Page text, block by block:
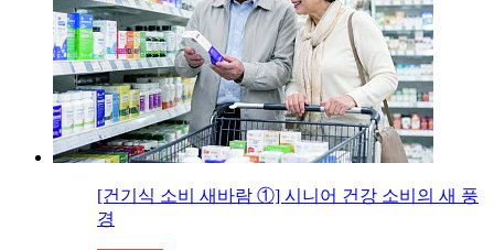
[건기식 소비 새바람 ①] 시니어 건강 소비의 새 풍
경